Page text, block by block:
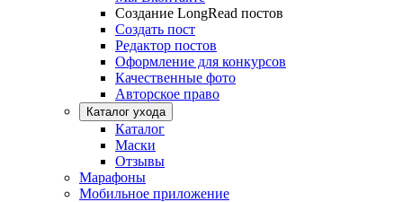
Создание LongRead постов
Создать пост
Редактор постов
Оформление для конкурсов
Качественные фото
Авторское право
Каталог ухода
Каталог
Маски
Отзывы
Марафоны
Мобильное приложение